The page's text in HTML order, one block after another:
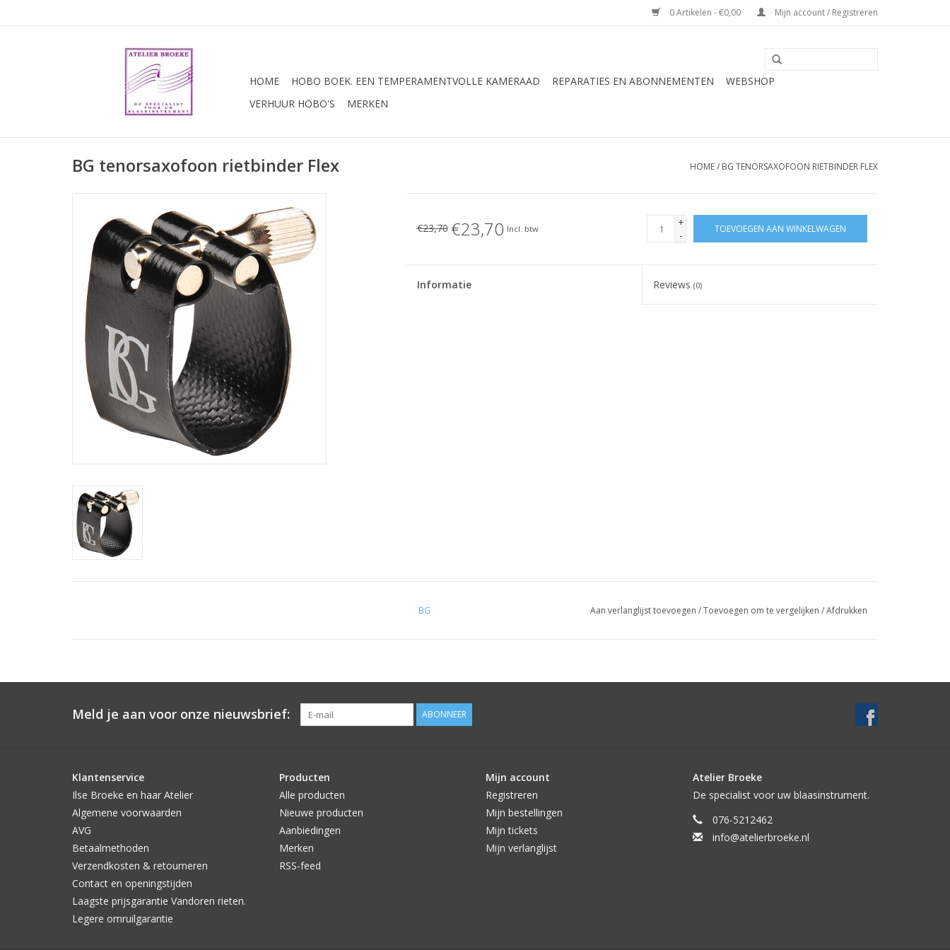
0 Artikelen - €0,00 Mijn account / Registreren
HOME HOBO BOEK. EEN TEMPERAMENTVOLLE KAMERAAD REPARATIES EN ABONNEMENTEN
WEBSHOP
VERHUUR HOBO'S
MERKEN
BG tenorsaxofoon rietbinder Flex HOME/ BG TENORSAXOFOON RIETBINDER FLEX
€23,70 €23,70 Incl. btw
+
-
TOEVOEGEN AAN WINKELWAGEN
Informatie Reviews(0)
BG Aan verlanglijst toevoegen /Toevoegen om te vergelijken /Afdrukken
Meld je aan voor onze nieuwsbrief: ABONNEER
Klantenservice
Ilse Broeke en haar Atelier
Algemene voorwaarden
AVG
Betaalmethoden
Verzendkosten & retourneren
Contact en openingstijden
Laagste prijsgarantie Vandoren rieten.
Legere omruilgarantie
Producten
Alle producten
Nieuwe producten
Aanbiedingen
Merken
RSS-feed
Mijn account
Registreren
Mijn bestellingen
Mijn tickets
Mijn verlanglijst
Atelier Broeke
De specialist voor uw blaasinstrument.
076-5212462
info@atelierbroeke.nl